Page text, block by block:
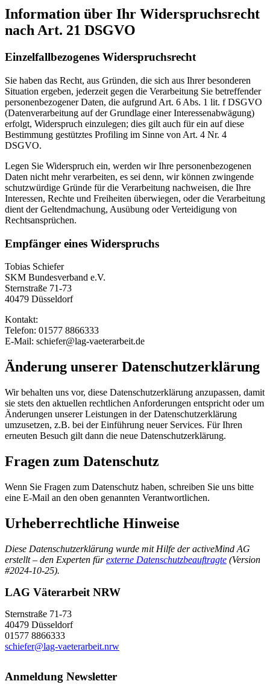
Information über Ihr Widerspruchsrecht
nach Art. 21 DSGVO
Einzelfallbezogenes Widerspruchsrecht
Sie haben das Recht, aus Gründen, die sich aus Ihrer besonderen
Situation ergeben, jederzeit gegen die Verarbeitung Sie betreffender
personenbezogener Daten, die aufgrund Art. 6 Abs. 1 lit. f DSGVO
(Datenverarbeitung auf der Grundlage einer Interessenabwägung)
erfolgt, Widerspruch einzulegen; dies gilt auch für ein auf diese
Bestimmung gestütztes Profiling im Sinne von Art. 4 Nr. 4
DSGVO.
Legen Sie Widerspruch ein, werden wir Ihre personenbezogenen
Daten nicht mehr verarbeiten, es sei denn, wir können zwingende
schutzwürdige Gründe für die Verarbeitung nachweisen, die Ihre
Interessen, Rechte und Freiheiten überwiegen, oder die Verarbeitung
dient der Geltendmachung, Ausübung oder Verteidigung von
Rechtsansprüchen.
Empfänger eines Widerspruchs
Tobias Schiefer
SKM Bundesverband e.V.
Sternstraße 71-73
40479 Düsseldorf
Kontakt:
Telefon: 01577 8866333
E-Mail: schiefer@lag-vaeterarbeit.de
Änderung unserer Datenschutzerklärung
Wir behalten uns vor, diese Datenschutzerklärung anzupassen, damit
sie stets den aktuellen rechtlichen Anforderungen entspricht oder um
Änderungen unserer Leistungen in der Datenschutzerklärung
umzusetzen, z.B. bei der Einführung neuer Services. Für Ihren
erneuten Besuch gilt dann die neue Datenschutzerklärung.
Fragen zum Datenschutz
Wenn Sie Fragen zum Datenschutz haben, schreiben Sie uns bitte
eine E-Mail an den oben genannten Verantwortlichen.
Urheberrechtliche Hinweise
Diese Datenschutzerklärung wurde mit Hilfe der activeMind AG
erstellt – den Experten für externe Datenschutzbeauftragte (Version
#2024-10-25).
LAG Väterarbeit NRW
Sternstraße 71-73
40479 Düsseldorf
01577 8866333
schiefer@lag-vaeterarbeit.nrw
Anmeldung Newsletter